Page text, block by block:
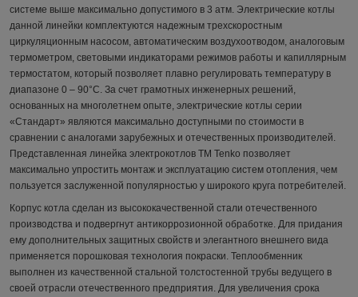
системе выше максимально допустимого в 3 атм. Электрические котлы
данной линейки комплектуются надежным трехскоростным
циркуляционным насосом, автоматическим воздухоотводом, аналоговым
термометром, световыми индикаторами режимов работы и капиллярным
термостатом, который позволяет плавно регулировать температуру в
диапазоне 0 – 90°С. За счет грамотных инженерных решений,
основанных на многолетнем опыте, электрические котлы серии
«Стандарт» являются максимально доступными по стоимости в
сравнении с аналогами зарубежных и отечественных производителей.
Представленная линейка электрокотлов ТМ Tenko позволяет
максимально упростить монтаж и эксплуатацию систем отопления, чем
пользуется заслуженной популярностью у широкого круга потребителей.
Корпус котла сделан из высококачественной стали отечественного
производства и подвергнут антикоррозионной обработке. Для придания
ему дополнительных защитных свойств и элегантного внешнего вида
применяется порошковая технология покраски. Теплообменник
выполнен из качественной стальной толстостенной трубы ведущего в
своей отрасли отечественного предприятия. Для увеличения срока